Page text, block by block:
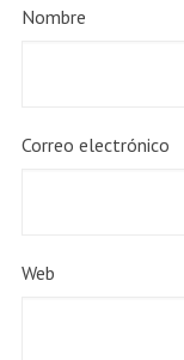
Nombre
Correo electrónico
Web